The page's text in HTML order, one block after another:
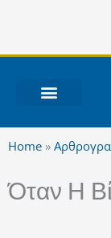
περιεχόμενο
Home »
Όταν Η